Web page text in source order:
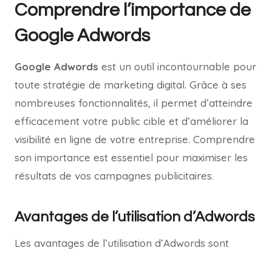
Comprendre l’importance de
Google Adwords
Google Adwords est un outil incontournable pour
toute stratégie de marketing digital. Grâce à ses
nombreuses fonctionnalités, il permet d’atteindre
efficacement votre public cible et d’améliorer la
visibilité en ligne de votre entreprise. Comprendre
son importance est essentiel pour maximiser les
résultats de vos campagnes publicitaires.
Avantages de l’utilisation d’Adwords
Les avantages de l’utilisation d’Adwords sont